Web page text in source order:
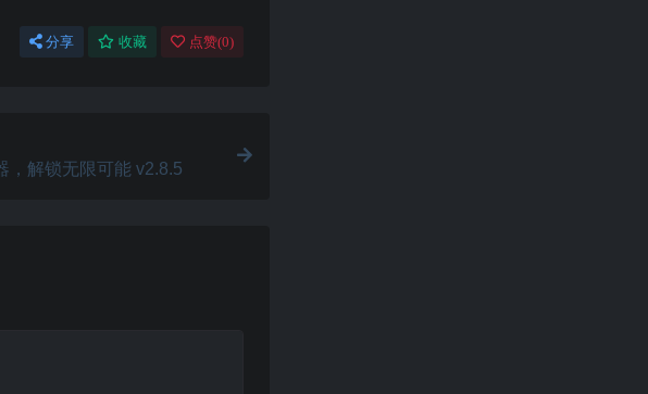
分享 收藏 点赞(0)
，解锁无限可能 v2.8.5